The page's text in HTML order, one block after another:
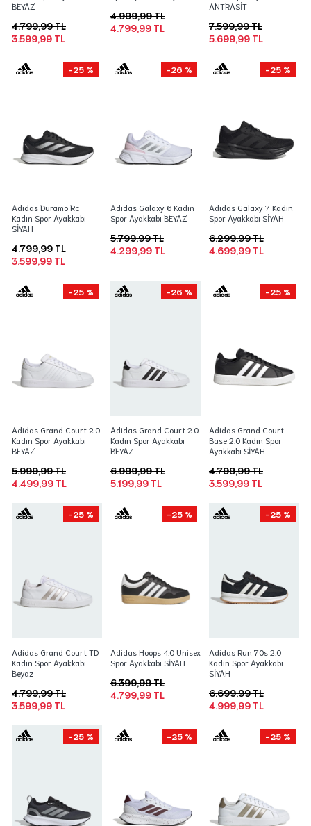
BEYAZ
3.599,99 TL
4.799,99 TL 4.799,99 TL
4.999,99 TL
ANTRASİT
5.699,99 TL
7.599,99 TL
-25 %
Adidas Duramo Rc
Kadın Spor Ayakkabı
SİYAH
3.599,99 TL
4.799,99 TL
-26 %
Adidas Galaxy 6 Kadın
Spor Ayakkabı BEYAZ
4.299,99 TL
5.799,99 TL
-25 %
Adidas Galaxy 7 Kadın
Spor Ayakkabı SİYAH
4.699,99 TL
6.299,99 TL
-25 %
Adidas Grand Court 2.0
Kadın Spor Ayakkabı
BEYAZ
4.499,99 TL
5.999,99 TL
-26 %
Adidas Grand Court 2.0
Kadın Spor Ayakkabı
BEYAZ
5.199,99 TL
6.999,99 TL
-25 %
Adidas Grand Court
Base 2.0 Kadın Spor
Ayakkabı SİYAH
3.599,99 TL
4.799,99 TL
-25 %
Adidas Grand Court TD
Kadın Spor Ayakkabı
Beyaz
3.599,99 TL
4.799,99 TL
-25 %
Adidas Hoops 4.0 Unisex
Spor Ayakkabı SİYAH
4.799,99 TL
6.399,99 TL
-25 %
Adidas Run 70s 2.0
Kadın Spor Ayakkabı
SİYAH
4.999,99 TL
6.699,99 TL
-25 % -25 % -25 %